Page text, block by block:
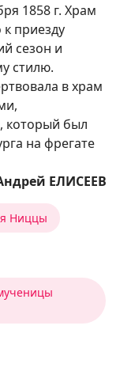
1858 г. Храм
приезду
сезон и
стилю.
в храм
который был
на фрегате
ЕЛИСЕЕВ
Ниццы